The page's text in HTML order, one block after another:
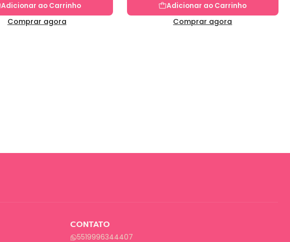
Adicionar ao Carrinho
Comprar agora
Adicionar ao Carrinho
Comprar agora
CONTATO
5519996344407